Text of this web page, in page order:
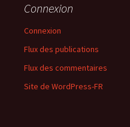
Connexion
Connexion
Flux des publications
Flux des commentaires
Site de WordPress-FR